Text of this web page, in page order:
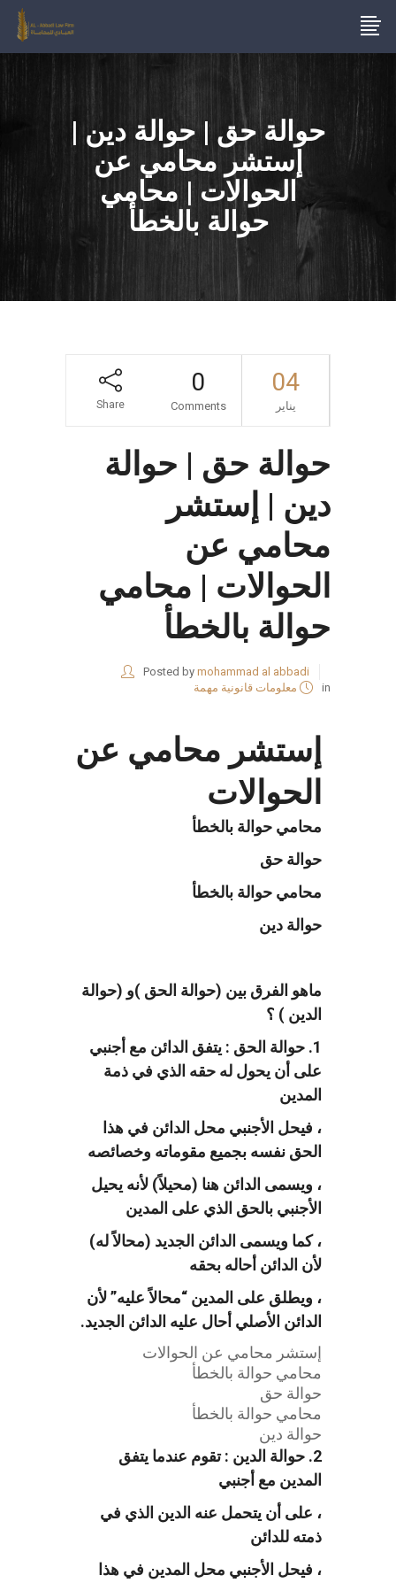
حوالة حق | حوالة دين |
إستشر محامي عن
الحوالات | محامي
حوالة بالخطأ
04
يناير
0
Comments
Share
حوالة حق | حوالة
دين | إستشر
محامي عن
الحوالات | محامي
حوالة بالخطأ
Posted by mohammad al abbadi
in
معلومات قانونية مهمة
إستشر محامي عن
الحوالات
محامي حوالة بالخطأ
حوالة حق
محامي حوالة بالخطأ
حوالة دين
ماهو الفرق بين (حوالة الحق )و (حوالة
الدين ) ؟
1. حوالة الحق : يتفق الدائن مع أجنبي
على أن يحول له حقه الذي في ذمة
المدين
، فيحل الأجنبي محل الدائن في هذا
الحق نفسه بجميع مقوماته وخصائصه
، ويسمى الدائن هنا (محيلاً) لأنه يحيل
الأجنبي بالحق الذي على المدين
، كما ويسمى الدائن الجديد (محالاً له)
لأن الدائن أحاله بحقه
، ويطلق على المدين “محالاً عليه” لأن
الدائن الأصلي أحال عليه الدائن الجديد.
إستشر محامي عن الحوالات
محامي حوالة بالخطأ
حوالة حق
محامي حوالة بالخطأ
حوالة دين
2. حوالة الدين : تقوم عندما يتفق
المدين مع أجنبي
، على أن يتحمل عنه الدين الذي في
ذمته للدائن
، فيحل الأجنبي محل المدين في هذا